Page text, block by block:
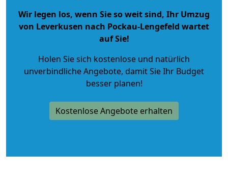
Wir legen los, wenn Sie so weit sind, Ihr Umzug
von Leverkusen nach Pockau-Lengefeld wartet
auf Sie!
Holen Sie sich kostenlose und natürlich
unverbindliche Angebote, damit Sie Ihr Budget
besser planen!
Kostenlose Angebote erhalten